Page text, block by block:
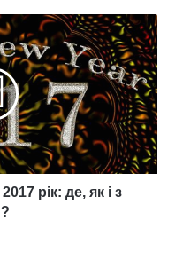
рік: де, як і з